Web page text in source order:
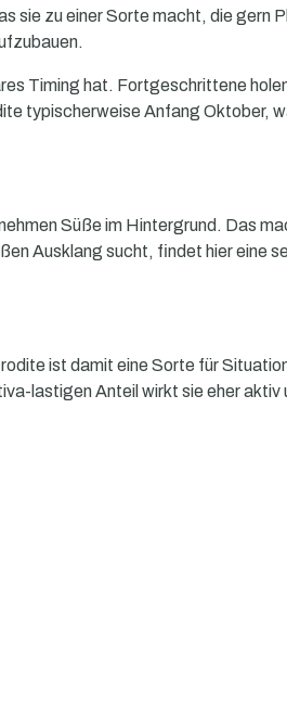
sie zu einer Sorte macht, die gern
Timing hat. Fortgeschrittene
typischerweise Anfang Oktober,
Süße im Hintergrund. Das
Ausklang sucht, findet hier eine
ist damit eine Sorte für
lastigen Anteil wirkt sie eher